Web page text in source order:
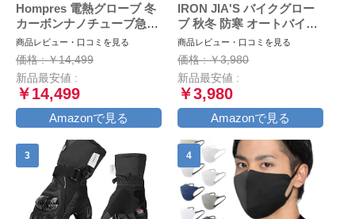
Hompres 電熱グローブ 冬
カーボンナノチューブ急速
発熱 バイク グローブ 大容
量バッテリー付 シガーソケ
ット給電 バッテリー残量表
示 4段階温度調節 スマホ対
応 防寒防風 撥水加工 通勤
通学 作業 男女兼用L
商品レビュー・口コミを見る
価格 : ￥14,499
新品最安値 :
￥14,499
Amazonで見る
IRON JIA'S バイクグロー
ブ 秋冬 防寒 オートバイ手
袋 冬用 スマホ対応 防水 防
風 保護手袋 裏起毛 滑り止
め ブラック M
商品レビュー・口コミを見る
価格 : ￥3,980
新品最安値 :
￥3,980
Amazonで見る